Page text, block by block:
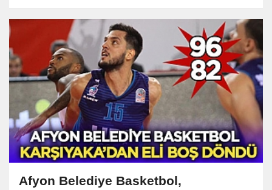
Afyon Belediye Basketbol,